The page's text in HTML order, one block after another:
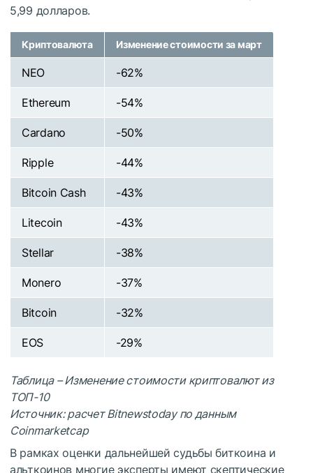
5,99 долларов.
Криптовалюта Изменение стоимости за март
NEO -62%
Ethereum -54%
Cardano -50%
Ripple -44%
Bitcoin Cash -43%
Litecoin -43%
Stellar -38%
Monero -37%
Bitcoin -32%
EOS -29%
Таблица – Изменение стоимости криптовалют из
ТОП-10
Источник: расчет Bitnewstoday по данным
Coinmarketcap
В рамках оценки дальнейшей судьбы биткоина и
альткоинов многие эксперты имеют скептические